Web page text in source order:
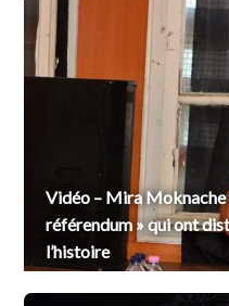
Vidéo – Mira Moknache
référendum » qui ont
l’histoire